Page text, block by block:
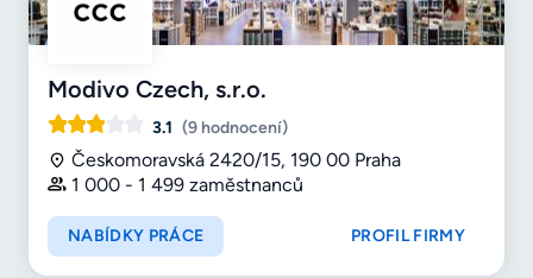
Modivo Czech, s.r.o.
3.1 (9 hodnocení)
Českomoravská 2420/15, 190 00 Praha
1 000 - 1 499 zaměstnanců
NABÍDKY PRÁCE PROFIL FIRMY